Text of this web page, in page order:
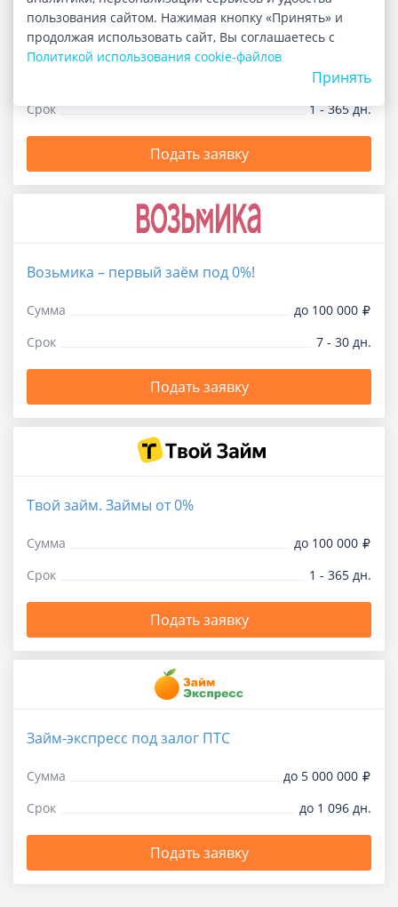
Гранат. Займ онлайн
до 100 000
Срок
1 - 365 дн.
Подать заявку
Возьмика – первый заём под 0%!
Сумма
до 100 000
Срок
7 - 30 дн.
Подать заявку
Твой займ. Займы от 0%
Сумма
до 100 000
Срок
1 - 365 дн.
Подать заявку
Займ-экспресс под залог ПТС
Сумма
до 5 000 000
Срок
до 1 096 дн.
Подать заявку
пользования сайтом. Нажимая кнопку «Принять» и
продолжая использовать сайт, Вы соглашаетесь с
Политикой использования cookie-файлов
Принять